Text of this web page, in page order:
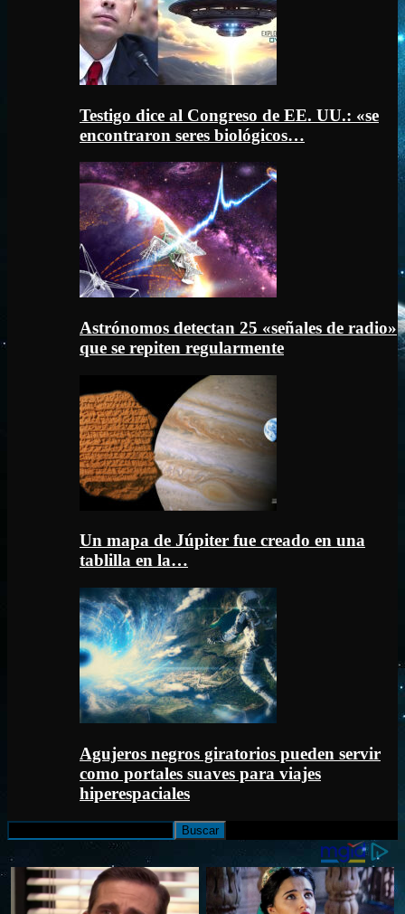
Testigo dice al Congreso de EE. UU.: «se
encontraron seres biológicos…
Astrónomos detectan 25 «señales de radio»
que se repiten regularmente
Un mapa de Júpiter fue creado en una
tablilla en la…
Agujeros negros giratorios pueden servir
como portales suaves para viajes
hiperespaciales